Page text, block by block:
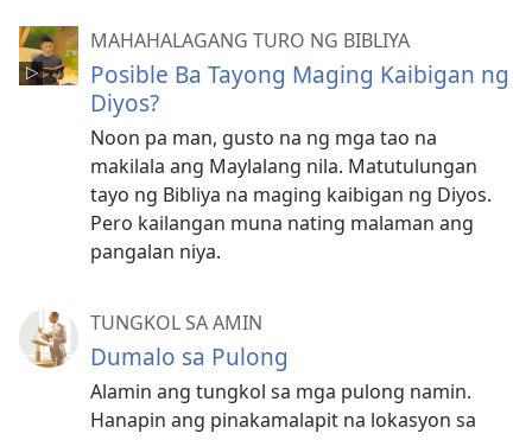
MAHAHALAGANG TURO NG BIBLIYA
Posible Ba Tayong Maging Kaibigan ng
Diyos?
Noon pa man, gusto na ng mga tao na
makilala ang Maylalang nila. Matutulungan
tayo ng Bibliya na maging kaibigan ng Diyos.
Pero kailangan muna nating malaman ang
pangalan niya.
TUNGKOL SA AMIN
Dumalo sa Pulong
Alamin ang tungkol sa mga pulong namin.
Hanapin ang pinakamalapit na lokasyon sa